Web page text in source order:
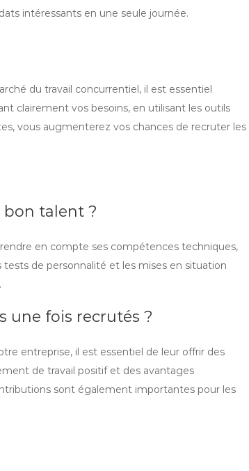
intéressants en une seule journée.
du travail concurrentiel, il est essentiel
clairement vos besoins, en utilisant les outils
vous augmenterez vos chances de recruter les
talent ?
en compte ses compétences techniques,
tests de personnalité et les mises en situation
une fois recrutés ?
entreprise, il est essentiel de leur offrir des
de travail positif et des avantages
sont également importantes pour les